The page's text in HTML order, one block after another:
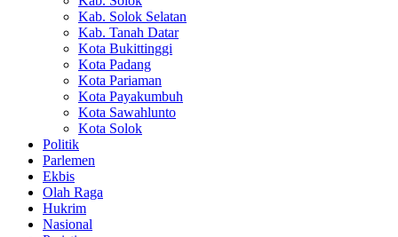
Kab. Solok Selatan
Kab. Tanah Datar
Kota Bukittinggi
Kota Padang
Kota Pariaman
Kota Payakumbuh
Kota Sawahlunto
Kota Solok
Politik
Parlemen
Ekbis
Olah Raga
Hukrim
Nasional